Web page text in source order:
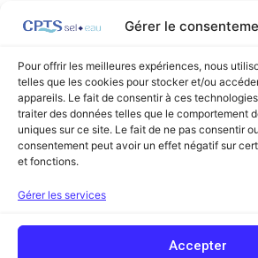
Gérer le
Pour offrir les meilleures expériences, nous
telles que les cookies pour stocker et/ou
appareils. Le fait de consentir à ces
traiter des données telles que le comportement
uniques sur ce site. Le fait de ne pas consentir
consentement peut avoir un effet négatif sur
et fonctions.
Gérer les services
Accepter
Article précédent
Sel et Eau (ex Sel et Vermois) | Powered by